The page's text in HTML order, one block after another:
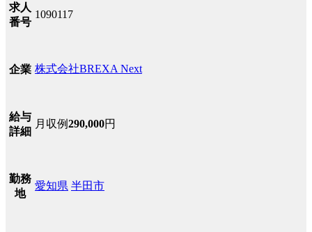
求人
番号
1090117
企業 株式会社BREXA Next
給与
詳細
月収例290,000円
勤務
地
愛知県 半田市